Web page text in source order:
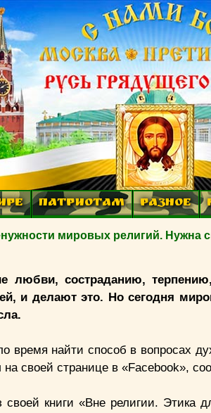
ПАТРИОТАМ РАЗНОЕ
мировых религий. Нужна
любви, состраданию,
и делают это. Но сегодня
найти способ в вопросах
своей странице в «Facebook»,
книги «Вне религии. Этика